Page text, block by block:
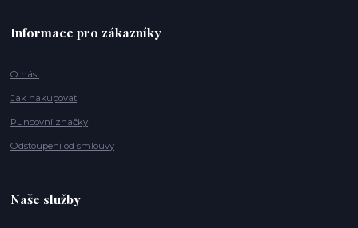
Informace pro zákazníky
O nás
Jak nakupovat
Puncovní značky
Odstoupení od smlouvy
Naše služby